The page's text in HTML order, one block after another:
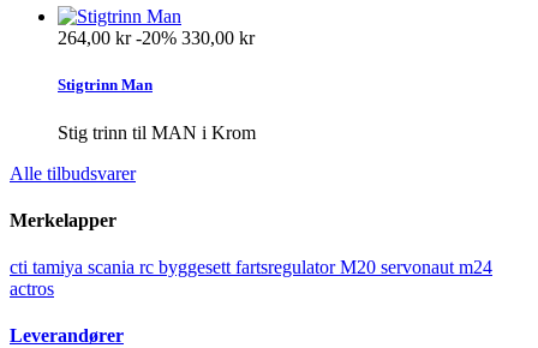
264,00 kr-20% 330,00 kr
Stigtrinn Man
Stig trinn til MAN i Krom
Alle tilbudsvarer
Merkelapper
cti tamiya scania rc byggesett fartsregulatorM20 servonaut m24
actros
Leverandører